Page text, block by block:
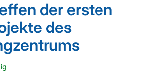
der ersten
des